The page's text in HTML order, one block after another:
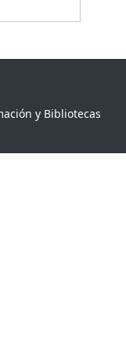
y Bibliotecas